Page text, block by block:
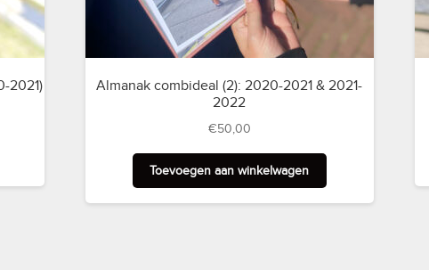
2021)
Almanak combideal (2): 2020-2021 & 2021-
2022
€50,00
Toevoegen aan winkelwagen